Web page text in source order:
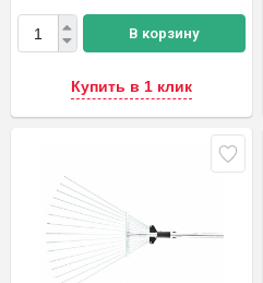
В корзину
Купить в 1 клик